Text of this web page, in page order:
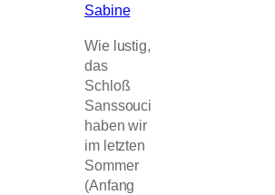
Sabine
Wie lustig,
das
Schloß
Sanssouci
haben wir
im letzten
Sommer
(Anfang